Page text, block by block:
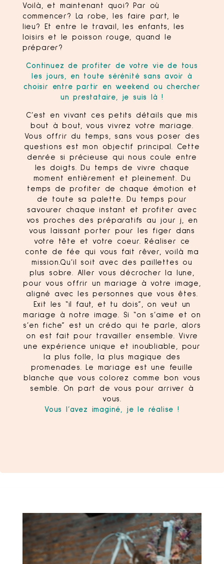
Voilà, et maintenant quoi? Par où
commencer? La robe, les faire part, le
lieu? Et entre le travail, les enfants, les
loisirs et le poisson rouge, quand le
préparer?
Continuez de profiter de votre vie de tous
les jours, en toute sérénité sans avoir à
choisir entre partir en weekend ou chercher
un prestataire, je suis là !
C’est en vivant ces petits détails que mis
bout à bout, vous vivrez votre mariage.
Vous offrir du temps, sans vous poser des
questions est mon objectif principal. Cette
denrée si précieuse qui nous coule entre
les doigts. Du temps de vivre chaque
moment entièrement et pleinement. Du
temps de profiter de chaque émotion et
de toute sa palette. Du temps pour
savourer chaque instant et profiter avec
vos proches des préparatifs au jour j, en
vous laissant porter pour les figer dans
votre tête et votre coeur. Réaliser ce
conte de fée qui vous fait rêver, voilà ma
mission.Qu’il soit avec des paillettes ou
plus sobre. Aller vous décrocher la lune,
pour vous offrir un mariage à votre image,
aligné avec les personnes que vous êtes.
Exit les “il faut, et tu dois”, on veut un
mariage à notre image. Si “on s’aime et on
s’en fiche” est un crédo qui te parle, alors
on est fait pour travailler ensemble. Vivre
une expérience unique et inoubliable, pour
la plus folle, la plus magique des
promenades. Le mariage est une feuille
blanche que vous colorez comme bon vous
semble. On part de vous pour arriver à
vous.
Vous l’avez imaginé, je le réalise !